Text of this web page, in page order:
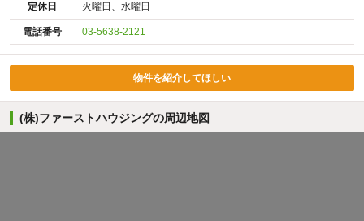
定休日 火曜日、水曜日
電話番号 03-5638-2121
物件を紹介してほしい
(株)ファーストハウジングの周辺地図